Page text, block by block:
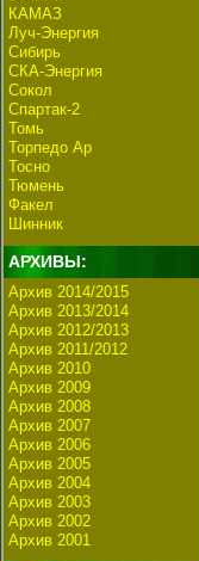
КАМАЗ
Луч-Энергия
Сибирь
СКА-Энергия
Сокол
Спартак-2
Томь
Торпедо Ар
Тосно
Тюмень
Факел
Шинник
АРХИВЫ:
Архив 2014/2015
Архив 2013/2014
Архив 2012/2013
Архив 2011/2012
Архив 2010
Архив 2009
Архив 2008
Архив 2007
Архив 2006
Архив 2005
Архив 2004
Архив 2003
Архив 2002
Архив 2001